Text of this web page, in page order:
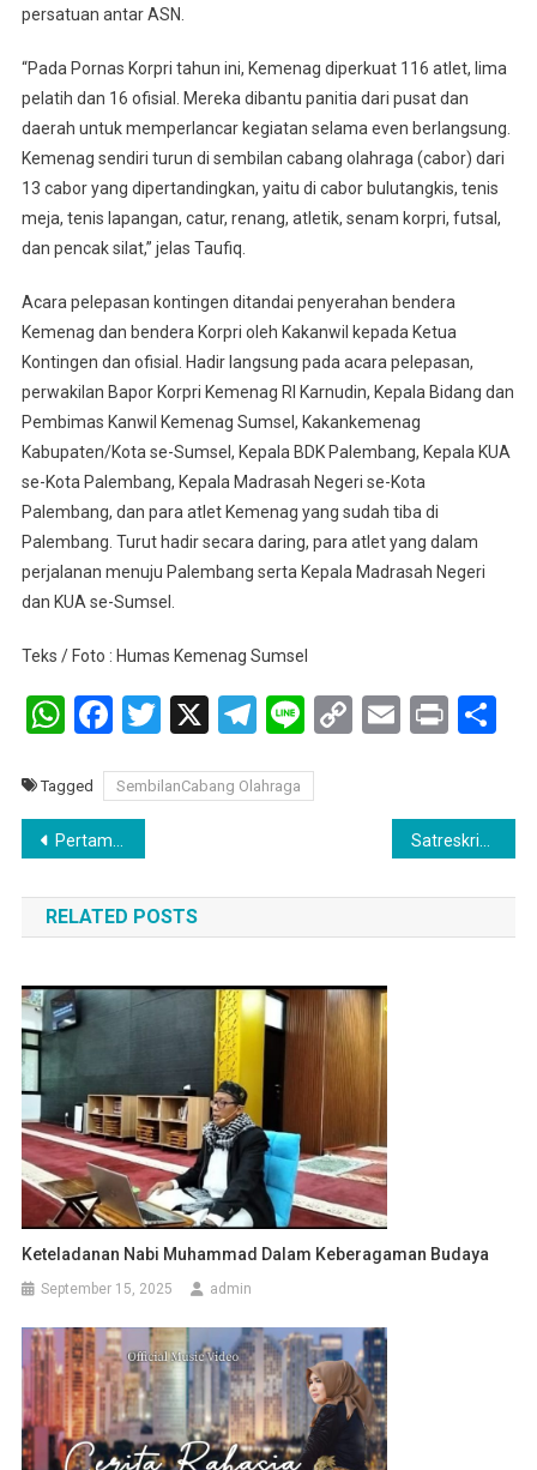
persatuan antar ASN.
“Pada Pornas Korpri tahun ini, Kemenag diperkuat 116 atlet, lima
pelatih dan 16 ofisial. Mereka dibantu panitia dari pusat dan
daerah untuk memperlancar kegiatan selama even berlangsung.
Kemenag sendiri turun di sembilan cabang olahraga (cabor) dari
13 cabor yang dipertandingkan, yaitu di cabor bulutangkis, tenis
meja, tenis lapangan, catur, renang, atletik, senam korpri, futsal,
dan pencak silat,” jelas Taufiq.
Acara pelepasan kontingen ditandai penyerahan bendera
Kemenag dan bendera Korpri oleh Kakanwil kepada Ketua
Kontingen dan ofisial. Hadir langsung pada acara pelepasan,
perwakilan Bapor Korpri Kemenag RI Karnudin, Kepala Bidang dan
Pembimas Kanwil Kemenag Sumsel, Kakankemenag
Kabupaten/Kota se-Sumsel, Kepala BDK Palembang, Kepala KUA
se-Kota Palembang, Kepala Madrasah Negeri se-Kota
Palembang, dan para atlet Kemenag yang sudah tiba di
Palembang. Turut hadir secara daring, para atlet yang dalam
perjalanan menuju Palembang serta Kepala Madrasah Negeri
dan KUA se-Sumsel.
Teks / Foto : Humas Kemenag Sumsel
WhatsApp
Facebook
Twitter
X Telegram
LineCopyEmailPrint
Tagged SembilanCabang Olahraga
Navigasi
pos
Pertamina Patra Niaga Sediakan Pertamax Turbo, BBM Resmi Safety Car & Marshall Pertamina Grand Prix of Indonesia 2025 Satreskrim Polres Banyuasin Ringkus pelaku Bobol Ruko
RELATED POSTS
Keteladanan Nabi Muhammad Dalam Keberagaman Budaya
September 15, 2025 admin